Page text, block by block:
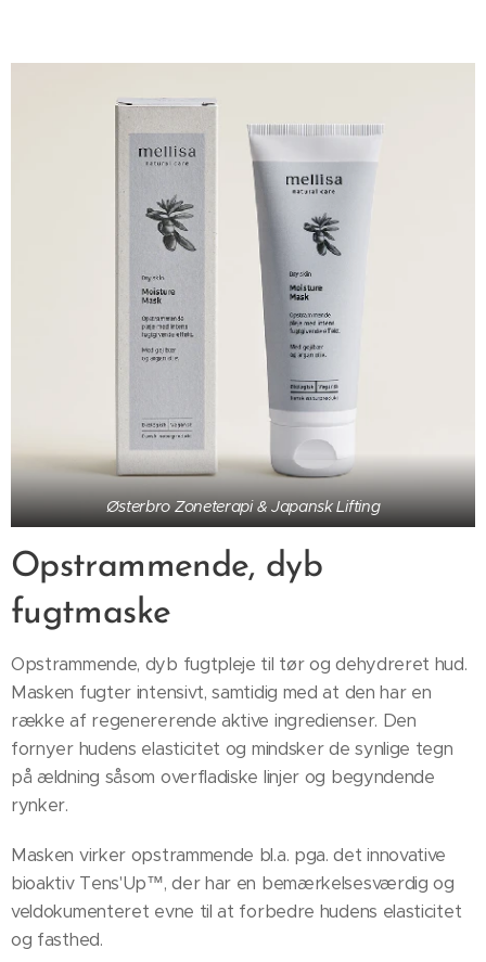
Østerbro Zoneterapi & Japansk Lifting
Opstrammende, dyb
fugtmaske
Opstrammende, dyb fugtpleje til tør og dehydreret hud.
Masken fugter intensivt, samtidig med at den har en
række af regenererende aktive ingredienser. Den
fornyer hudens elasticitet og mindsker de synlige tegn
på ældning såsom overfladiske linjer og begyndende
rynker.
Masken virker opstrammende bl.a. pga. det innovative
bioaktiv Tens'Up™, der har en bemærkelsesværdig og
veldokumenteret evne til at forbedre hudens elasticitet
og fasthed.